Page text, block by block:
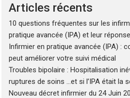
Articles récents
10 questions fréquentes sur les
pratique avancée (IPA) et leur
Infirmier en pratique avancée (IPA) :
peut améliorer votre suivi médical
Troubles bipolaire : Hospitalisation
ruptures de soins …et si l’IPA était la
Nouveau décret infirmier du 24 Juin